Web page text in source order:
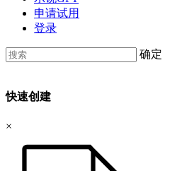
申请试用
登录
确定
快速创建
×